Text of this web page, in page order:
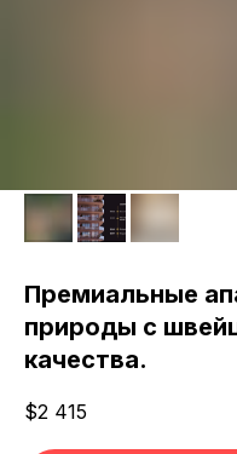
Премиальные
природы с
качества.
$2 415